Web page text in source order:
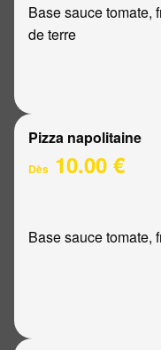
Base sauce tomate,
de terre
Pizza napolitaine
Dès 10.00 €
Base sauce tomate,